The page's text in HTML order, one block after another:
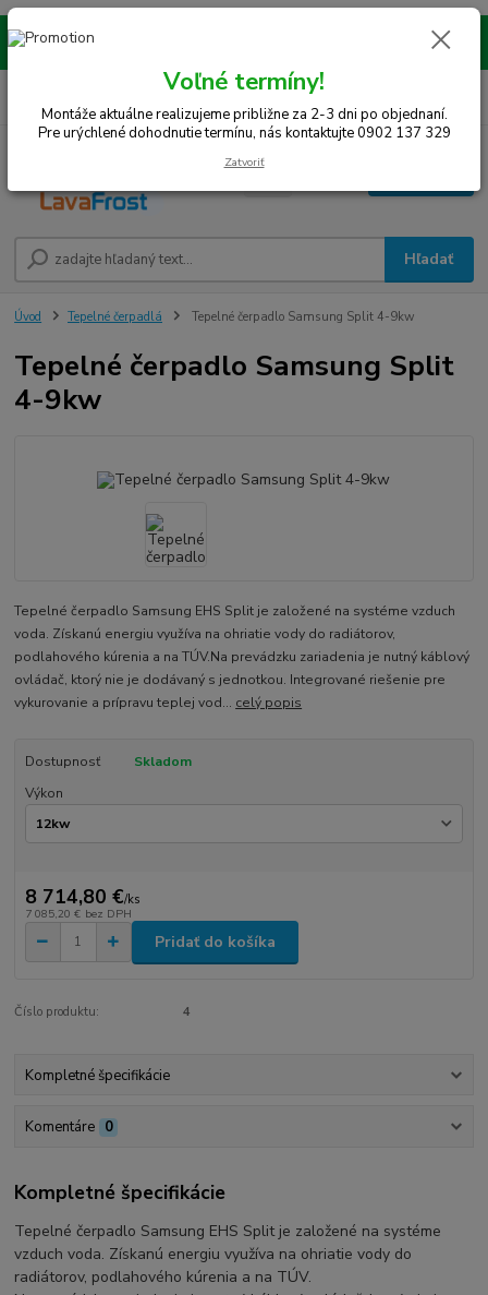
Montáže realizujeme na celom západe SR! Kraje TT, BA, NR, TN, vrátane
Hľadať
(Po-Pia, 8-15 hod.)
0 €
Úvod Tepelné čerpadlá Tepelné čerpadlo Samsung Split 4-9kw
Tepelné čerpadlo Samsung Split
4-9kw
Tepelné čerpadlo Samsung EHS Split je založené na systéme vzduch
voda. Získanú energiu využíva na ohriatie vody do radiátorov,
podlahového kúrenia a na TÚV.Na prevádzku zariadenia je nutný káblový
ovládač, ktorý nie je dodávaný s jednotkou. Integrované riešenie pre
vykurovanie a prípravu teplej vod... celý popis
Dostupnosť
Skladom
Výkon
8 714,80 €/ks
7 085,20 € bez DPH
Pridať do košíka
Číslo produktu: 4
Kompletné špecifikácie
Komentáre 0
Kompletné špecifikácie
Tepelné čerpadlo Samsung EHS Split je založené na systéme
vzduch voda. Získanú energiu využíva na ohriatie vody do
radiátorov, podlahového kúrenia a na TÚV.
Voľné termíny!
Montáže aktuálne realizujeme približne za 2-3 dni po objednaní.
Pre urýchlené dohodnutie termínu, nás kontaktujte 0902 137 329
Zatvoriť